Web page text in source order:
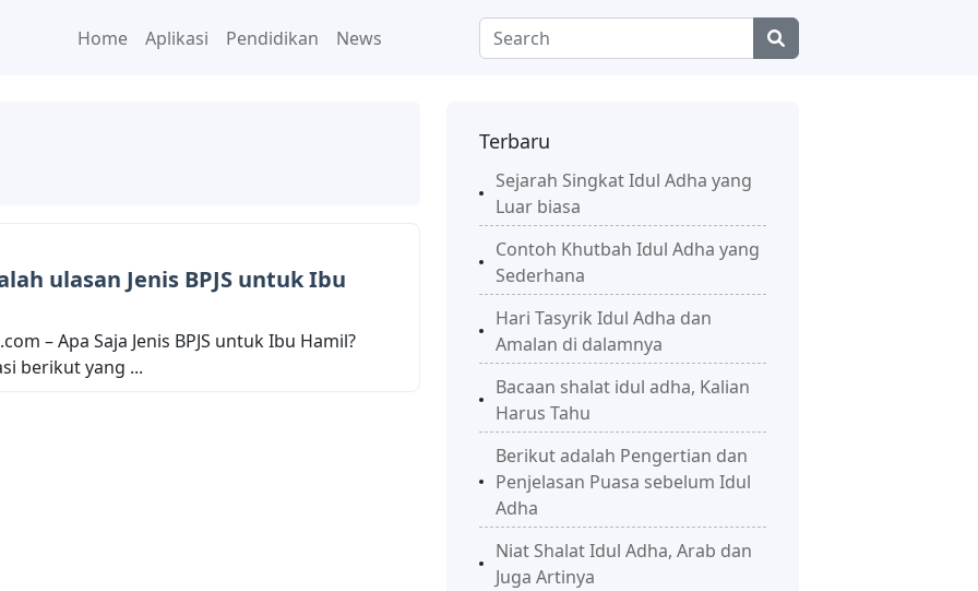
Home Aplikasi Pendidikan News
ulasan Jenis BPJS untuk Ibu
– Apa Saja Jenis BPJS untuk Ibu Hamil?
berikut yang ...
Terbaru
Sejarah Singkat Idul Adha yang
Luar biasa
Contoh Khutbah Idul Adha yang
Sederhana
Hari Tasyrik Idul Adha dan
Amalan di dalamnya
Bacaan shalat idul adha, Kalian
Harus Tahu
Berikut adalah Pengertian dan
Penjelasan Puasa sebelum Idul
Adha
Niat Shalat Idul Adha, Arab dan
Juga Artinya